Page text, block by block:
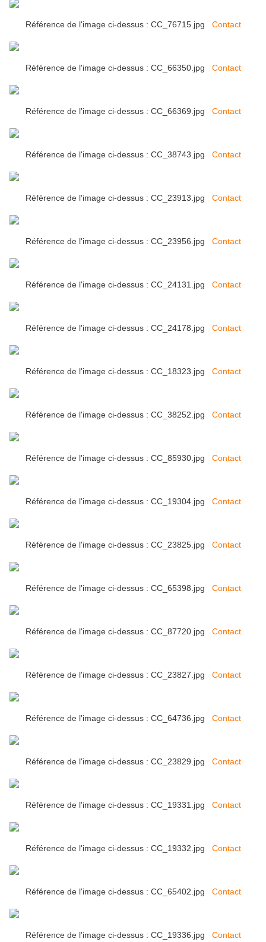
Référence de l'image ci-dessus : CC_76715.jpg Contact
Référence de l'image ci-dessus : CC_66350.jpg Contact
Référence de l'image ci-dessus : CC_66369.jpg Contact
Référence de l'image ci-dessus : CC_38743.jpg Contact
Référence de l'image ci-dessus : CC_23913.jpg Contact
Référence de l'image ci-dessus : CC_23956.jpg Contact
Référence de l'image ci-dessus : CC_24131.jpg Contact
Référence de l'image ci-dessus : CC_24178.jpg Contact
Référence de l'image ci-dessus : CC_18323.jpg Contact
Référence de l'image ci-dessus : CC_38252.jpg Contact
Référence de l'image ci-dessus : CC_85930.jpg Contact
Référence de l'image ci-dessus : CC_19304.jpg Contact
Référence de l'image ci-dessus : CC_23825.jpg Contact
Référence de l'image ci-dessus : CC_65398.jpg Contact
Référence de l'image ci-dessus : CC_87720.jpg Contact
Référence de l'image ci-dessus : CC_23827.jpg Contact
Référence de l'image ci-dessus : CC_64736.jpg Contact
Référence de l'image ci-dessus : CC_23829.jpg Contact
Référence de l'image ci-dessus : CC_19331.jpg Contact
Référence de l'image ci-dessus : CC_19332.jpg Contact
Référence de l'image ci-dessus : CC_65402.jpg Contact
Référence de l'image ci-dessus : CC_19336.jpg Contact